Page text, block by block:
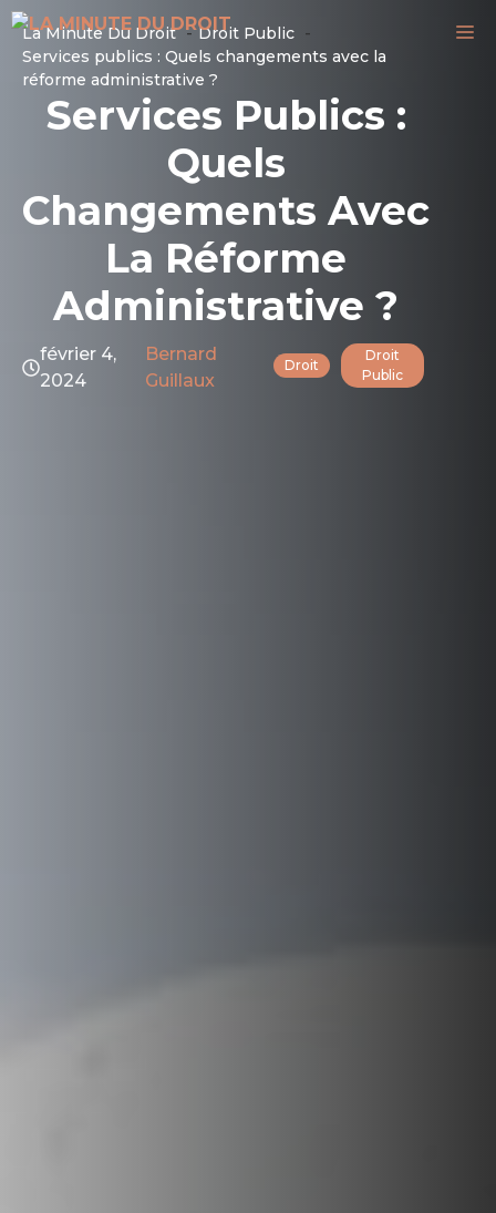
Aller
au
contenu
La Minute Du Droit
Droit Public
Services publics : Quels changements avec la
réforme administrative ?
Services Publics :
Quels
Changements Avec
La Réforme
Administrative ?
février 4,
2024
Bernard
Guillaux
Droit
Droit
Public